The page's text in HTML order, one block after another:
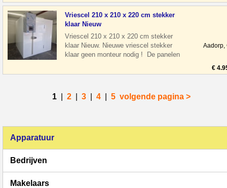
Vriescel 210 x 210 x 220 cm stekker
klaar Nieuw
Vriescel 210 x 210 x 220 cm stekker
klaar Nieuw. Nieuwe vriescel stekker
klaar geen monteur nodig ! De panelen
Aadorp,
€
1 2 3 4 5 volgende pagina >
Apparatuur
Bedrijven
Makelaars